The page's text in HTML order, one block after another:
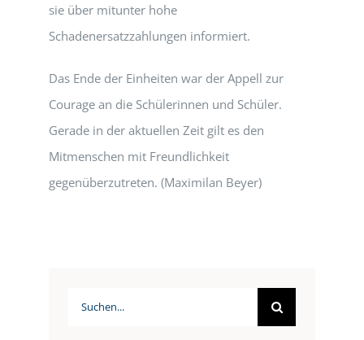
sie über mitunter hohe
Schadenersatzzahlungen informiert.
Das Ende der Einheiten war der Appell zur
Courage an die Schülerinnen und Schüler.
Gerade in der aktuellen Zeit gilt es den
Mitmenschen mit Freundlichkeit
gegenüberzutreten. (Maximilan Beyer)
Suche